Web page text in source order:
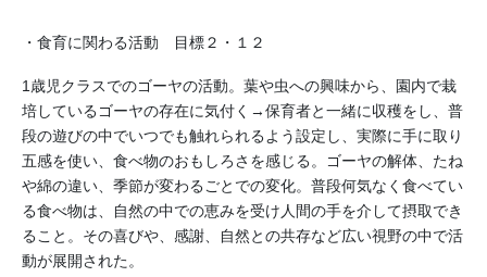
・食育に関わる活動 目標２・１２
1歳児クラスでのゴーヤの活動。葉や虫への興味から、園内で栽
培しているゴーヤの存在に気付く→保育者と一緒に収穫をし、普
段の遊びの中でいつでも触れられるよう設定し、実際に手に取り
五感を使い、食べ物のおもしろさを感じる。ゴーヤの解体、たね
や綿の違い、季節が変わるごとでの変化。普段何気なく食べてい
る食べ物は、自然の中での恵みを受け人間の手を介して摂取でき
ること。その喜びや、感謝、自然との共存など広い視野の中で活
動が展開された。